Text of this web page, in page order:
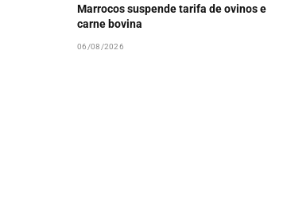
Marrocos suspende tarifa de ovinos e
carne bovina
06/08/2026